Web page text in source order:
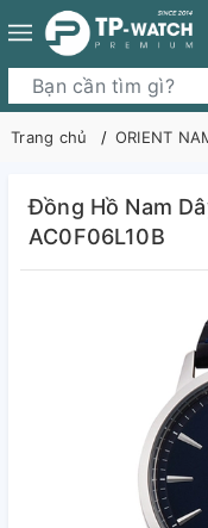
Trang chủ ORIENT
Đồng Hồ Nam
AC0F06L10B